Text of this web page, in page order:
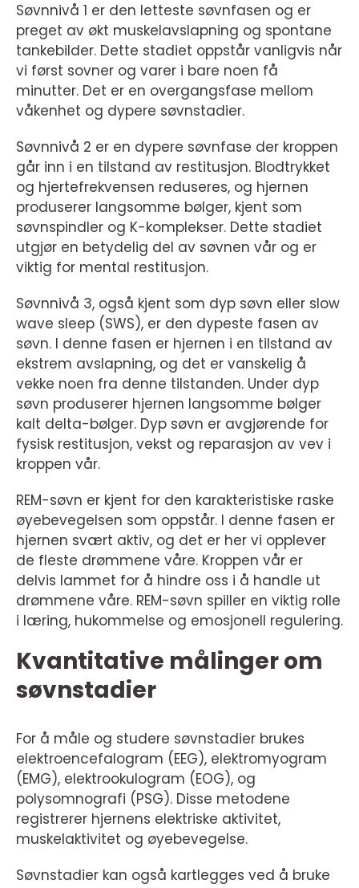
Søvnnivå 1 er den letteste søvnfasen og er
preget av økt muskelavslapning og spontane
tankebilder. Dette stadiet oppstår vanligvis når
vi først sovner og varer i bare noen få
minutter. Det er en overgangsfase mellom
våkenhet og dypere søvnstadier.
Søvnnivå 2 er en dypere søvnfase der kroppen
går inn i en tilstand av restitusjon. Blodtrykket
og hjertefrekvensen reduseres, og hjernen
produserer langsomme bølger, kjent som
søvnspindler og K-komplekser. Dette stadiet
utgjør en betydelig del av søvnen vår og er
viktig for mental restitusjon.
Søvnnivå 3, også kjent som dyp søvn eller slow
wave sleep (SWS), er den dypeste fasen av
søvn. I denne fasen er hjernen i en tilstand av
ekstrem avslapning, og det er vanskelig å
vekke noen fra denne tilstanden. Under dyp
søvn produserer hjernen langsomme bølger
kalt delta-bølger. Dyp søvn er avgjørende for
fysisk restitusjon, vekst og reparasjon av vev i
kroppen vår.
REM-søvn er kjent for den karakteristiske raske
øyebevegelsen som oppstår. I denne fasen er
hjernen svært aktiv, og det er her vi opplever
de fleste drømmene våre. Kroppen vår er
delvis lammet for å hindre oss i å handle ut
drømmene våre. REM-søvn spiller en viktig rolle
i læring, hukommelse og emosjonell regulering.
Kvantitative målinger om
søvnstadier
For å måle og studere søvnstadier brukes
elektroencefalogram (EEG), elektromyogram
(EMG), elektrookulogram (EOG), og
polysomnografi (PSG). Disse metodene
registrerer hjernens elektriske aktivitet,
muskelaktivitet og øyebevegelse.
Søvnstadier kan også kartlegges ved å bruke